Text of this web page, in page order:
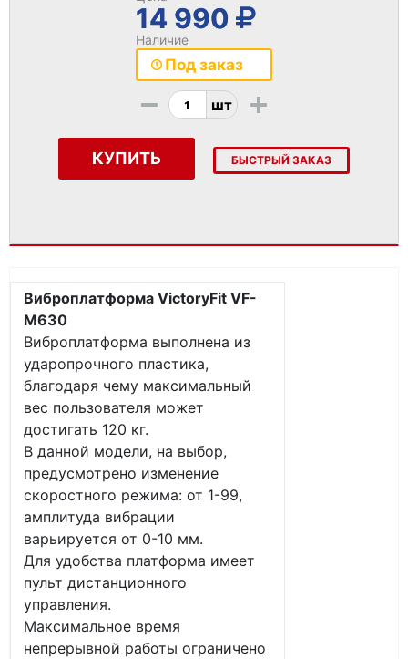
14 990
Наличие
Под заказ
- шт +
КУПИТЬ БЫСТРЫЙ ЗАКАЗ
Виброплатформа VictoryFit VF-
M630
Виброплатформа выполнена из
ударопрочного пластика,
благодаря чему максимальный
вес пользователя может
достигать 120 кг.
В данной модели, на выбор,
предусмотрено изменение
скоростного режима: от 1-99,
амплитуда вибрации
варьируется от 0-10 мм.
Для удобства платформа имеет
пульт дистанционного
управления.
Максимальное время
непрерывной работы ограничено